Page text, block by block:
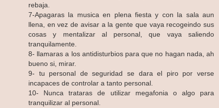
rebaja.
7-Apagaras la musica en plena fiesta y con la sala aun
llena, en vez de avisar a la gente que vaya recogeindo sus
cosas y mentalizar al personal, que vaya saliendo
tranquilamente.
8- llamaras a los antidisturbios para que no hagan nada, ah
bueno si, mirar.
9- tu personal de seguridad se dara el piro por verse
incapaces de controlar a tanto personal.
10- Nunca trataras de utilizar megafonia o algo para
tranquilizar al personal.